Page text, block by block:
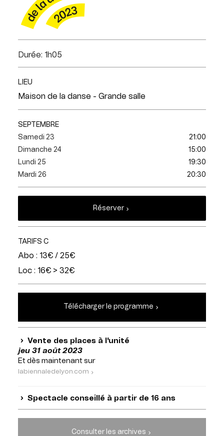
Durée: 1h05
LIEU
Maison de la danse - Grande salle
SEPTEMBRE
Samedi 23
21:00
Dimanche 24
15:00
Lundi 25
19:30
Mardi 26
20:30
Réserver
TARIFS C
Abo : 13€ / 25€
Loc : 16€ > 32€
Télécharger le programme
Vente des places à l'unité
jeu 31 août 2023
Et dès maintenant sur
labiennaledelyon.com
Spectacle conseillé à partir de 16 ans
Consulter les archives